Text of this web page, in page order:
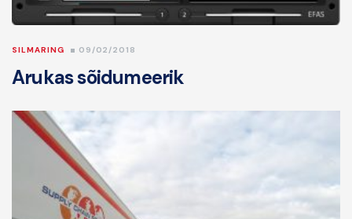
Arukas sõidumeerik
SILMARING 09/02/2018